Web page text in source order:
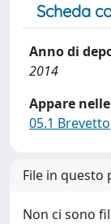
Scheda
Anno di
2014
Appare
05.1 Brevetto
File in questo
Non ci sono